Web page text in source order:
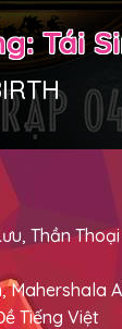
Tái
Thần Thoại
Mahershala
Tiếng Việt